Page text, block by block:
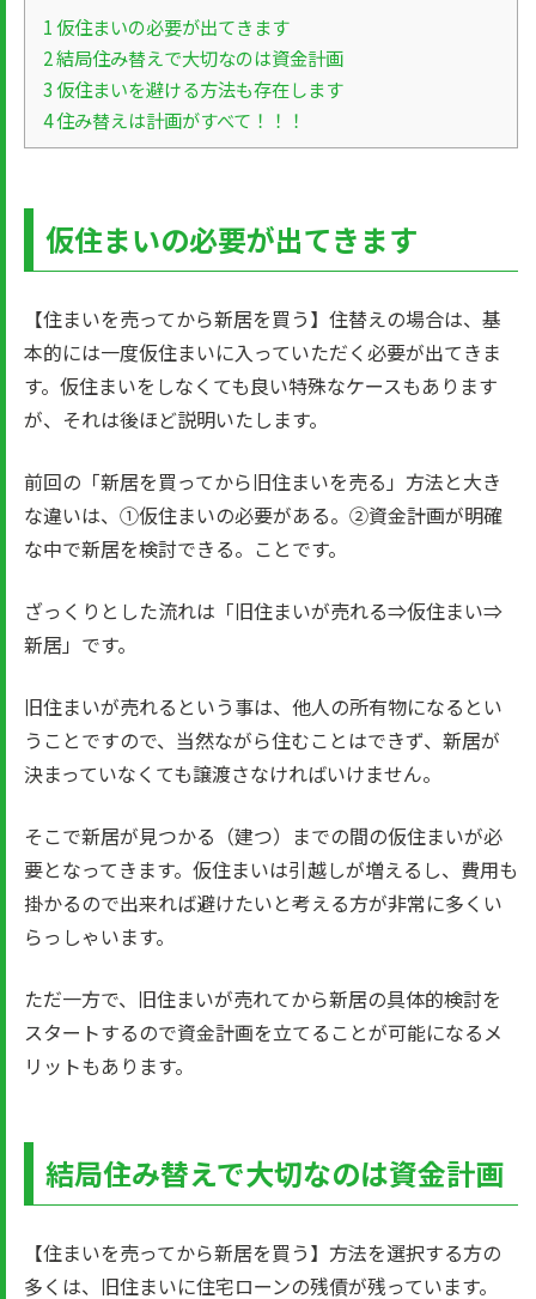
1仮住まいの必要が出てきます
2結局住み替えで大切なのは資金計画
3仮住まいを避ける方法も存在します
4住み替えは計画がすべて！！！
仮住まいの必要が出てきます
【住まいを売ってから新居を買う】住替えの場合は、基
本的には一度仮住まいに入っていただく必要が出てきま
す。仮住まいをしなくても良い特殊なケースもあります
が、それは後ほど説明いたします。
前回の「新居を買ってから旧住まいを売る」方法と大き
な違いは、①仮住まいの必要がある。②資金計画が明確
な中で新居を検討できる。ことです。
ざっくりとした流れは「旧住まいが売れる⇒仮住まい⇒
新居」です。
旧住まいが売れるという事は、他人の所有物になるとい
うことですので、当然ながら住むことはできず、新居が
決まっていなくても譲渡さなければいけません。
そこで新居が見つかる（建つ）までの間の仮住まいが必
要となってきます。仮住まいは引越しが増えるし、費用も
掛かるので出来れば避けたいと考える方が非常に多くい
らっしゃいます。
ただ一方で、旧住まいが売れてから新居の具体的検討を
スタートするので資金計画を立てることが可能になるメ
リットもあります。
結局住み替えで大切なのは資金計画
【住まいを売ってから新居を買う】方法を選択する方の
多くは、旧住まいに住宅ローンの残債が残っています。